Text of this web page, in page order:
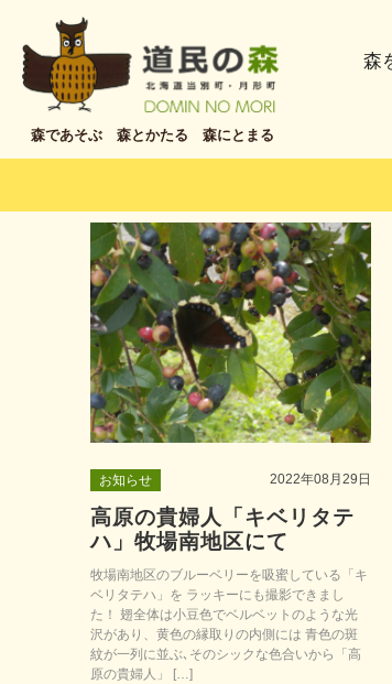
森であそぶ 森とかたる 森にとまる
森
お知らせ 2022年08月29日
高原の貴婦人「キベリタテ
ハ」牧場南地区にて
牧場南地区のブルーベリーを吸蜜している「キ
ベリタテハ」を ラッキーにも撮影できまし
た！ 翅全体は小豆色でベルベットのような光
沢があり、黄色の縁取りの内側には 青色の斑
紋が一列に並ぶ､そのシックな色合いから「高
原の貴婦人」 […]